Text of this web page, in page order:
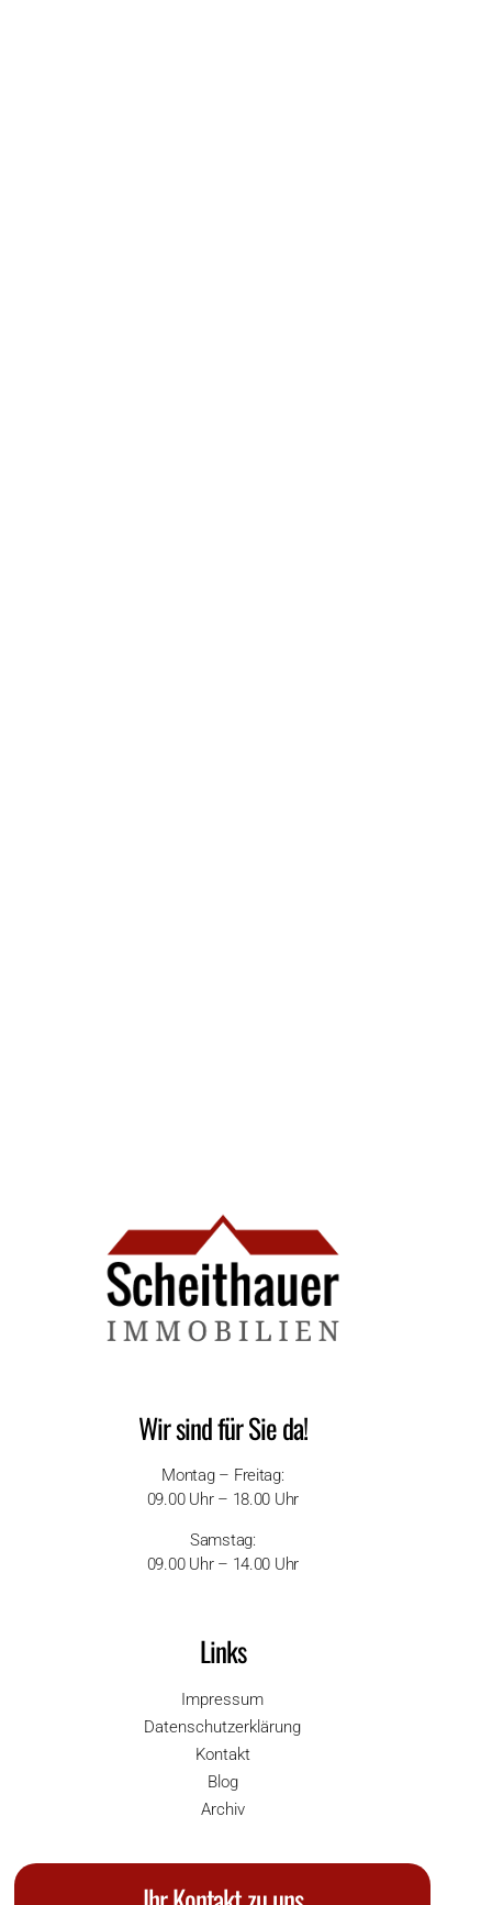
Wir sind für Sie da!
Montag – Freitag:
09.00 Uhr – 18.00 Uhr
Samstag:
09.00 Uhr – 14.00 Uhr
Links
Impressum
Datenschutzerklärung
Kontakt
Blog
Archiv